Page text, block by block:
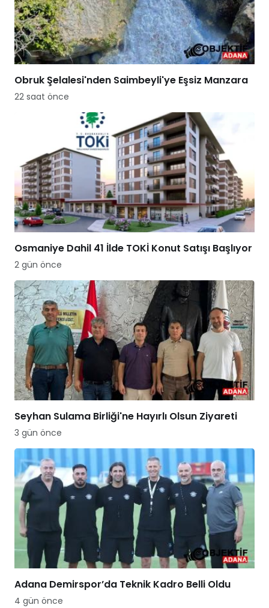
Obruk Şelalesi'nden Saimbeyli'ye Eşsiz Manzara
22 saat önce
Osmaniye Dahil 41 İlde TOKİ Konut Satışı Başlıyor
2 gün önce
Seyhan Sulama Birliği'ne Hayırlı Olsun Ziyareti
3 gün önce
Adana Demirspor’da Teknik Kadro Belli Oldu
4 gün önce